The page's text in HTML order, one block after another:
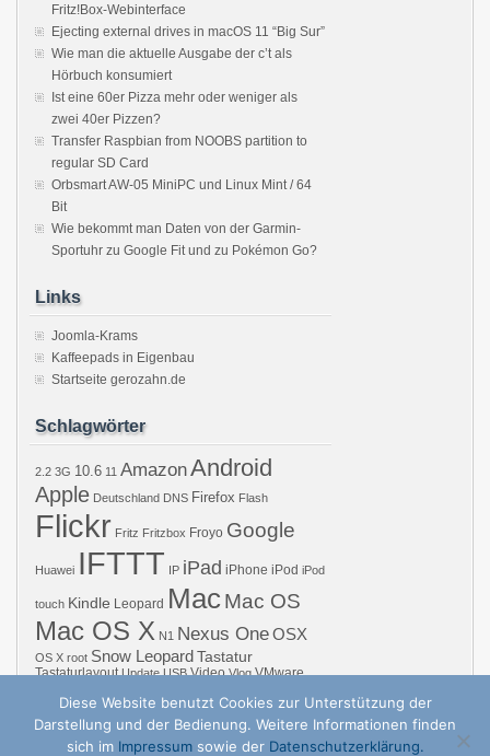
Fritz!Box-Webinterface
Ejecting external drives in macOS 11 “Big Sur”
Wie man die aktuelle Ausgabe der c’t als
Hörbuch konsumiert
Ist eine 60er Pizza mehr oder weniger als
zwei 40er Pizzen?
Transfer Raspbian from NOOBS partition to
regular SD Card
Orbsmart AW-05 MiniPC und Linux Mint / 64
Bit
Wie bekommt man Daten von der Garmin-
Sportuhr zu Google Fit und zu Pokémon Go?
Links
Joomla-Krams
Kaffeepads in Eigenbau
Startseite gerozahn.de
Schlagwörter
2.2 3G 10.6 11 AmazonAndroid
Apple Deutschland DNS Firefox Flash
Flickr Fritz Fritzbox Froyo Google
Huawei IFTTT IP iPad iPhone iPod iPod
touch Kindle Leopard MacMac OS
Mac OS X N1 Nexus OneOSX
OS X root Snow LeopardTastatur
Tastaturlayout Update USB Video Vlog VMware
Windows
Diese Website benutzt Cookies zur Unterstützung der
Darstellung und der Bedienung. Weitere Informationen finden
sich im Impressumsowie der Datenschutzerklärung.